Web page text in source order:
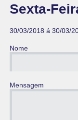
Sexta-
30/03/2018 á 30/03/
Nome
Mensagem